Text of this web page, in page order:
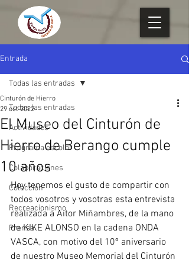
Entrada
Todas las entradas
Actividades
Programa escolar
Colaboraciones
Colección
Recreacionismo
Prensa
Todas las entradas
El Museo del Cinturón de
Hierro de Berango cumple
10 años
Cinturón de Hierro
29 oct 2022
Hoy tenemos el gusto de compartir con
todos vosotros y vosotras esta entrevista
realizada a Aitor Miñambres, de la mano
de KIKE ALONSO en la cadena ONDA
VASCA, con motivo del 10º aniversario
de nuestro Museo Memorial del Cinturón